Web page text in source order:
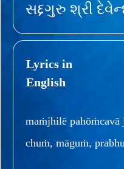
સદ્દગુરુ શ્રી
Lyrics in
English
maṁjhilē
chuṁ, māguṁ,